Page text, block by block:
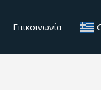
Επικοινωνία